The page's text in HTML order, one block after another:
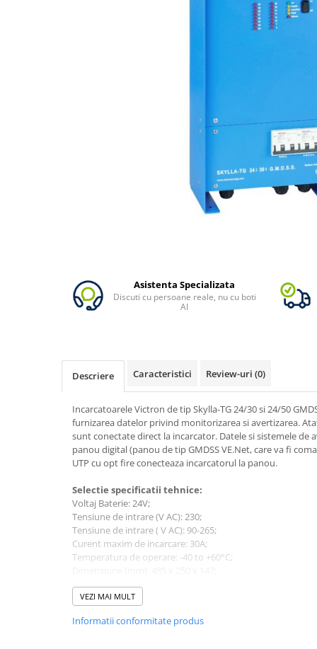
Panouri Solare Pliabile
Cauta dupa marca
Toate panourile portabile
Kituri solare pentru balcon
Frigidere Portabile
Incarcatoare solare
Incarcatoare solare MPPT
Asistenta Specializata
Discuti cu persoane reale, nu cu boti
AI
Descriere Caracteristici Review-uri (0)
Incarcatoarele Victron de tip Skylla-TG 24/30 si 24/50
furnizarea datelor privind monitorizarea si avertizarea.
sunt conectate direct la incarcator. Datele si sistemele de
panou digital (panou de tip GMDSS VE.Net, care va fi
UTP cu opt fire conecteaza incarcatorul la panou.
Selectie specificatii tehnice:
Voltaj Baterie: 24V;
Tensiune de intrare (V AC): 230;
Tensiune de intrare ( V AC): 90-265;
Curent maxim de incarcare: 30A;
Temperatura de operare: -40 to +60°C;
Greutate (Kg): 6;
VEZI MAI MULT
Informatii conformitate produs